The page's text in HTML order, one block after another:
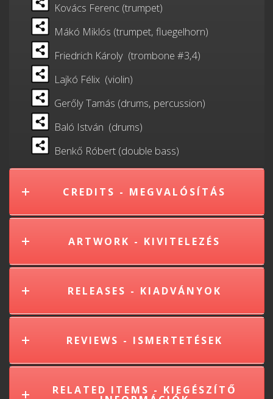
Kovács Ferenc (trumpet)
Mákó Miklós (trumpet, fluegelhorn)
Friedrich Károly (trombone #3,4)
Lajkó Félix (violin)
Gerőly Tamás (drums, percussion)
Baló István (drums)
Benkő Róbert (double bass)
CREDITS - MEGVALÓSÍTÁS
ARTWORK - KIVITELEZÉS
RELEASES - KIADVÁNYOK
REVIEWS - ISMERTETÉSEK
RELATED ITEMS - KIEGÉSZÍTŐ